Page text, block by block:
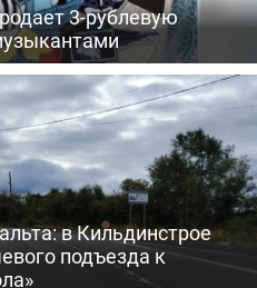
3-рублевую
в Кильдинстрое
подъезда к